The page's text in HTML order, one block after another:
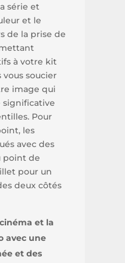
série et
et le
de la prise de
à votre kit
vous soucier
image qui
significative
Pour
les
avec des
point de
pour un
deux côtés
et la
avec une
et des